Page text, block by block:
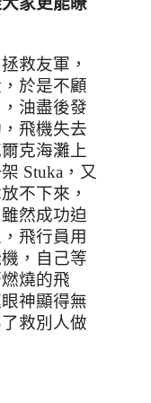
救友軍，
於是不顧
油盡後發
飛機失去
克海灘上
Stuka，又
不下來，
然成功迫
飛行員用
，自己等
燒的飛
神顯得無
救別人做